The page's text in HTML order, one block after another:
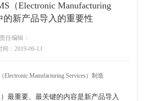
（Electronic Manufacturing
的新产品导入的重要性
责任编辑：
间：2019-06-13
Manufacturing Services）制造
）最重要、最关键的内容是新产品导入